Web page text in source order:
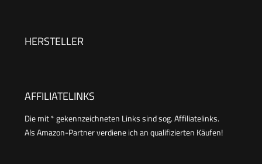
Pistole, 6 m Hochdruckschlauch und Vario
HERSTELLER
AFFILIATELINKS
Die mit * gekennzeichneten Links sind sog. Affiliatelinks.
Als Amazon-Partner verdiene ich an qualifizierten Käufen!